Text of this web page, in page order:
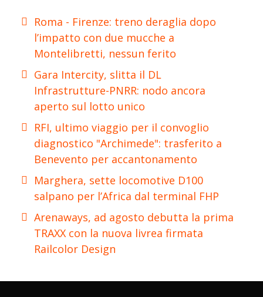
Roma - Firenze: treno deraglia dopo
l’impatto con due mucche a
Montelibretti, nessun ferito
Gara Intercity, slitta il DL
Infrastrutture-PNRR: nodo ancora
aperto sul lotto unico
RFI, ultimo viaggio per il convoglio
diagnostico "Archimede": trasferito a
Benevento per accantonamento
Marghera, sette locomotive D100
salpano per l’Africa dal terminal FHP
Arenaways, ad agosto debutta la prima
TRAXX con la nuova livrea firmata
Railcolor Design